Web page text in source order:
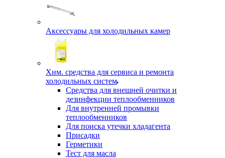
Аксессуары для холодильных камер
Хим. средства для сервиса и ремонта
холодильных систем
Средства для внешней очитки и
дезинфекции теплообменников
Для внутренней промывки
теплообменников
Для поиска утечки хладагента
Присадки
Герметики
Тест для масла